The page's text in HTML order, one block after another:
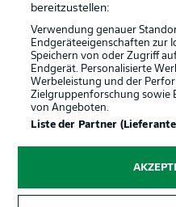
© 2026
bereitzustellen:
Verwendung genauer
Endgeräteeigenschaften zur
Speichern von oder Zugriff
Endgerät. Personalisierte
Werbeleistung und der
Zielgruppenforschung sowie
von Angeboten.
Liste der Partner